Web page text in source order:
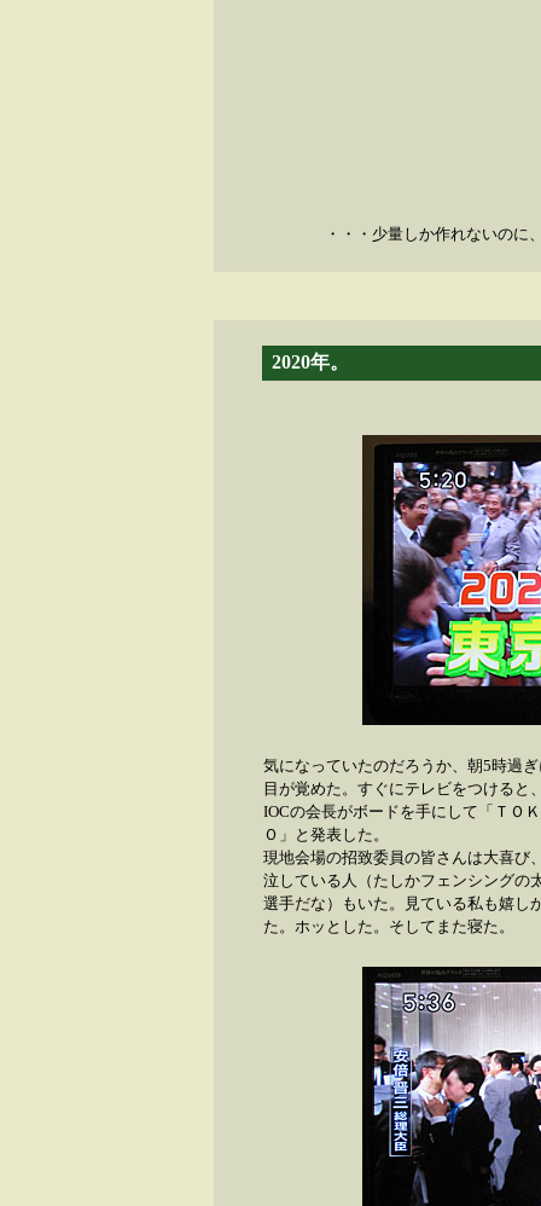
・・・少量しか作れないのに
2020年。
気になっていたのだろうか、朝5時過
目が覚めた。すぐにテレビをつけると
IOCの会長がボードを手にして「ＴＯ
Ｏ」と発表した。
現地会場の招致委員の皆さんは大喜び
泣している人（たしかフェンシングの
選手だな）もいた。見ている私も嬉し
た。ホッとした。そしてまた寝た。